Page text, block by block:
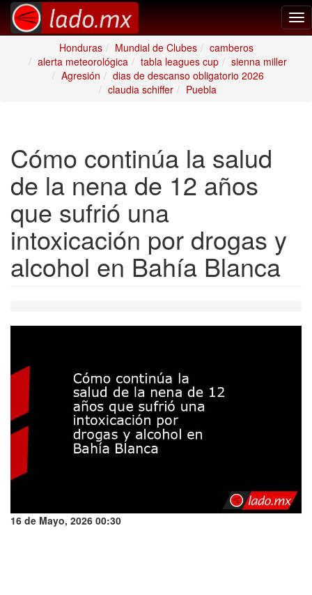
Honduras
Mundial de Clubes
camberos
alerta meteorológica
tabla leagues cup
sienna miller
Agresión
dias de descanso obligatorio 2026
claudia schiffer
Puebla
Cómo continúa la salud
de la nena de 12 años
que sufrió una
intoxicación por drogas y
alcohol en Bahía Blanca
16 de Mayo, 2026 00:30